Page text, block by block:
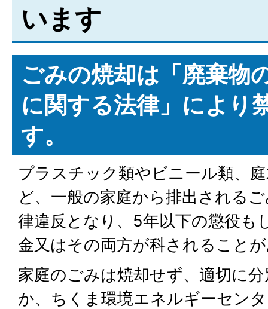
います
ごみの焼却は「廃棄物
に関する法律」により
す。
プラスチック類やビニール類、
ど、一般の家庭から排出される
律違反となり、5年以下の懲役も
金又はその両方が科されること
家庭のごみは焼却せず、適切に
か、ちくま環境エネルギーセン